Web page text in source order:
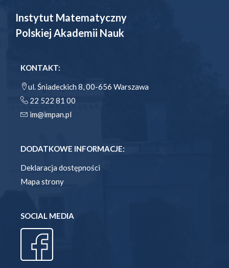
Instytut Matematyczny
Polskiej Akademii Nauk
KONTAKT:
ul. Śniadeckich 8, 00-656 Warszawa
22 522 81 00
im@impan.pl
DODATKOWE INFORMACJE:
Deklaracja dostępności
Mapa strony
SOCIAL MEDIA